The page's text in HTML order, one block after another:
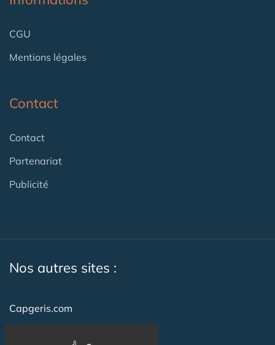
CGU
Mentions légales
Contact
Contact
Partenariat
Publicité
Nos autres sites :
Capgeris.com